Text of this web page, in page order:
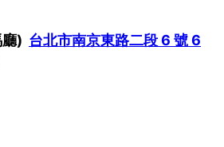
) 台北市南京東路二段 6 號 6